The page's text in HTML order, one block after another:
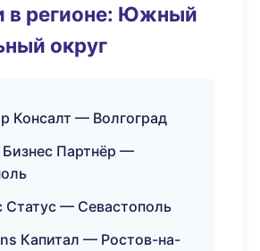
в регионе: Южный
округ
Консалт — Волгоград
Бизнес Партнёр —
Статус — Севастополь
Капитал — Ростов-на-